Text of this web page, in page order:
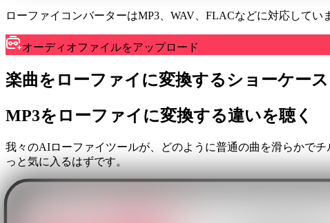
ローファイコンバーターはMP3、WAV、FLACなどに対応してい
オーディオファイルをアップロード
楽曲をローファイに変換するショーケース
MP3をローファイに変換する違いを聴く
我々のAIローファイツールが、どのように普通の曲を滑らかで
っと気に入るはずです。